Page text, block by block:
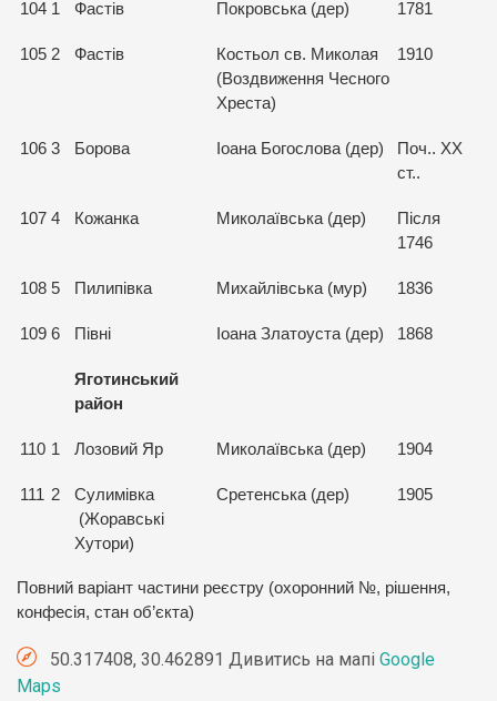
104 1 Фастів Покровська (дер) 1781
105 2 Фастів
Костьол св. Миколая
(Воздвиження Чесного
Хреста)
1910
106 3 Борова Іоана Богослова (дер)
Поч.. ХХ
ст..
107 4 Кожанка Миколаївська (дер)
Після
1746
108 5 Пилипівка Михайлівська (мур) 1836
109 6 Півні Іоана Златоуста (дер) 1868
Яготинський
район
110 1 Лозовий Яр Миколаївська (дер) 1904
111 2
Сулимівка
(Жоравські
Хутори)
Сретенська (дер) 1905
Повний варіант частини реєстру (охоронний №, рішення,
конфесія, стан об’єкта)
50.317408, 30.462891 Дивитись на мапі Google
Maps